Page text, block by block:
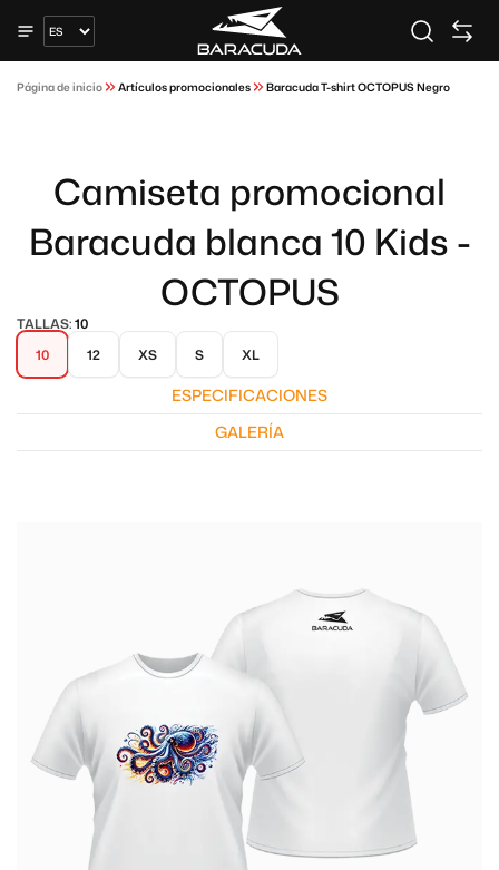
Página de inicio Artículos promocionales Baracuda T-shirt OCTOPUS Negro
Camiseta promocional
Baracuda blanca 10 Kids -
OCTOPUS
TALLAS:10
10
12 XS S XL
ESPECIFICACIONES
GALERÍA